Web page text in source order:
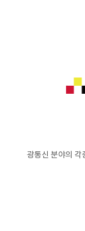
광통신 분야의 각